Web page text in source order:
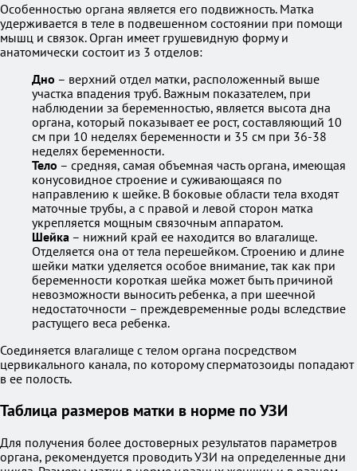
Особенностью органа является его подвижность. Матка
удерживается в теле в подвешенном состоянии при помощи
мышц и связок. Орган имеет грушевидную форму и
анатомически состоит из 3 отделов:
Дно – верхний отдел матки, расположенный выше
участка впадения труб. Важным показателем, при
наблюдении за беременностью, является высота дна
органа, который показывает ее рост, составляющий 10
см при 10 неделях беременности и 35 см при 36-38
неделях беременности.
Тело – средняя, самая объемная часть органа, имеющая
конусовидное строение и суживающаяся по
направлению к шейке. В боковые области тела входят
маточные трубы, а с правой и левой сторон матка
укрепляется мощным связочным аппаратом.
Шейка – нижний край ее находится во влагалище.
Отделяется она от тела перешейком. Строению и длине
шейки матки уделяется особое внимание, так как при
беременности короткая шейка может быть причиной
невозможности выносить ребенка, а при шеечной
недостаточности – преждевременные роды вследствие
растущего веса ребенка.
Соединяется влагалище с телом органа посредством
цервикального канала, по которому сперматозоиды попадают
в ее полость.
Таблица размеров матки в норме по УЗИ
Для получения более достоверных результатов параметров
органа, рекомендуется проводить УЗИ на определенные дни